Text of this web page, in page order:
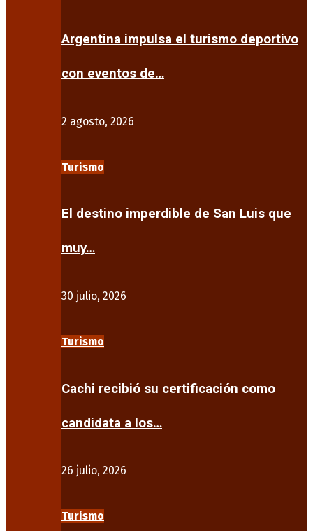
Argentina impulsa el turismo deportivo
con eventos de…
2 agosto, 2026
Turismo
El destino imperdible de San Luis que
muy…
30 julio, 2026
Turismo
Cachi recibió su certificación como
candidata a los…
26 julio, 2026
Turismo